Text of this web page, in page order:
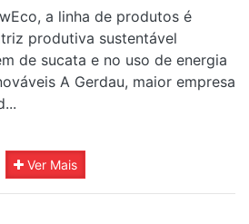
a linha de produtos é
produtiva sustentável
de sucata e no uso de energia
A Gerdau, maior empresa
Ver Mais